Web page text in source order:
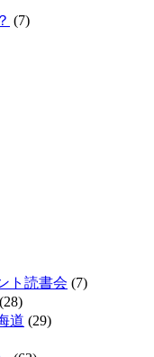
(7)
ト読書会 (7)
(28)
道 (29)